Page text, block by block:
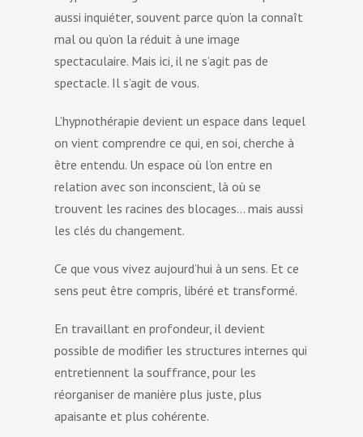
aussi inquiéter, souvent parce qu’on la connaît
mal ou qu’on la réduit à une image
spectaculaire. Mais ici, il ne s’agit pas de
spectacle. Il s’agit de vous.
L’hypnothérapie devient un espace dans lequel
on vient comprendre ce qui, en soi, cherche à
être entendu. Un espace où l’on entre en
relation avec son inconscient, là où se
trouvent les racines des blocages… mais aussi
les clés du changement.
Ce que vous vivez aujourd’hui à un sens. Et ce
sens peut être compris, libéré et transformé.
En travaillant en profondeur, il devient
possible de modifier les structures internes qui
entretiennent la souffrance, pour les
réorganiser de manière plus juste, plus
apaisante et plus cohérente.